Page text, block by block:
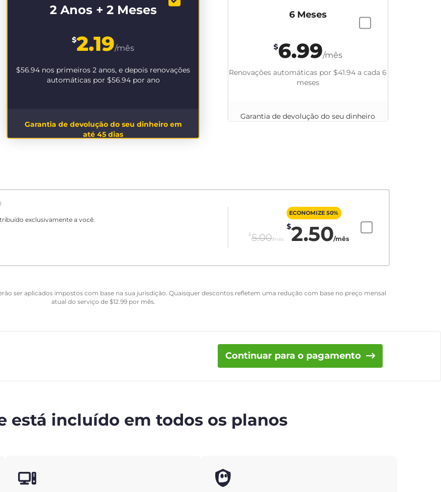
2 Anos + 2 Meses
$2.19/mês
$56.94 nos primeiros 2 anos, e depois renovações
automáticas por $56.94por ano
Garantia de devolução do seu dinheiro em
até 45 dias
6 Meses
$6.99/mês
Renovações automáticas por $41.94 a cada 6
meses
Garantia de devolução do seu dinheiro
exclusivamente a você.
$5.00/mês
ECONOMIZE 50%
$2.50/mês
ser aplicados impostos com base na sua jurisdição. Quaisquer descontos refletem uma redução com base no preço mensal
atual do serviço de $12.99por mês.
Continuar para o pagamento
está incluído em todos os planos